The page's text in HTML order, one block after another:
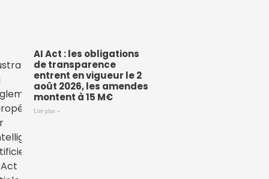
AI Act : les obligations
de transparence
entrent en vigueur le 2
août 2026, les amendes
montent à 15 M€
Lire plus »